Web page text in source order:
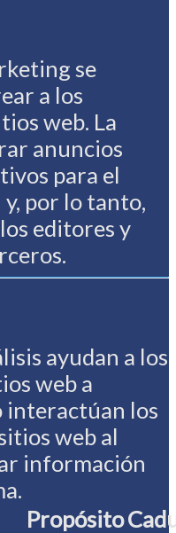
se
a los
web. La
anuncios
para el
por lo tanto,
editores y
ayudan a los
web a
interactúan los
web al
información
Propósito